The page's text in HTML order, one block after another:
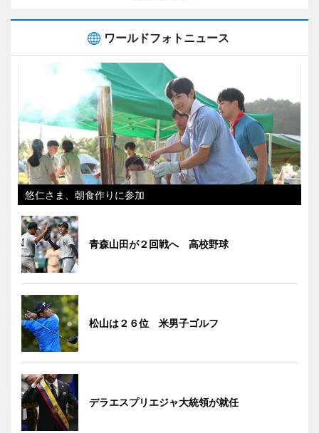
ワールドフォトニュース
悠仁さま、朝食作りに参加
青森山田が２回戦へ 高校野球
松山は２６位 米男子ゴルフ
デラエスプリエジャ大統領が就任